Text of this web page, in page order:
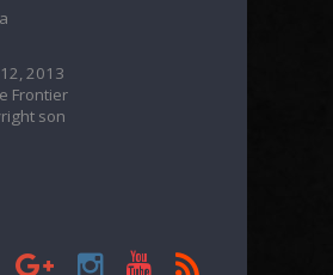
2013
Frontier
son